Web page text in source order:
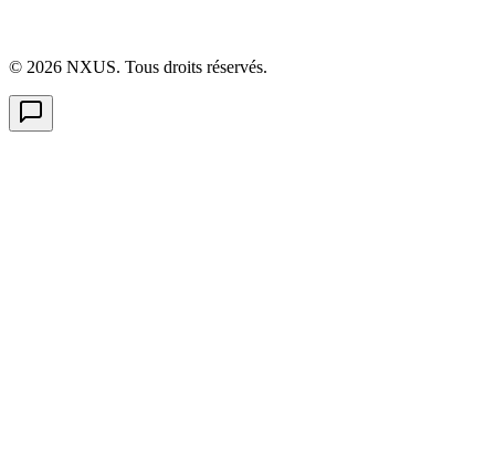
© 2026 NXUS. Tous droits réservés.